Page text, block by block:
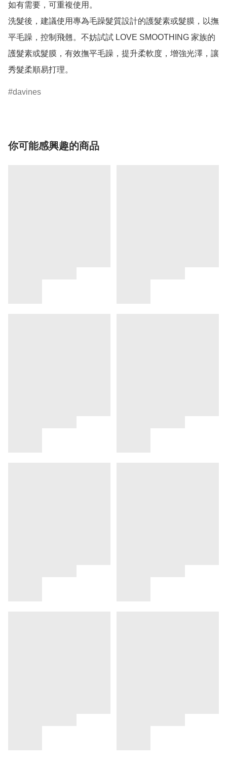
如有需要，可重複使用。
洗髮後，建議使用專為毛躁髮質設計的護髮素或髮膜，以撫
平毛躁，控制飛翹。不妨試試 LOVE SMOOTHING 家族的
護髮素或髮膜，有效撫平毛躁，提升柔軟度，增強光澤，讓
davines
你可能感興趣的商品